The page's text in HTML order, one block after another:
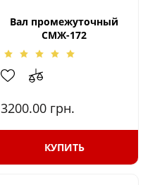
Вал промежуточный
СМЖ-172
3200.00 грн.
КУПИТЬ